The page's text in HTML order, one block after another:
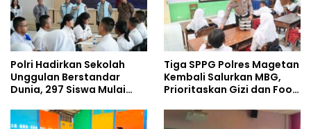
Polri Hadirkan Sekolah
Unggulan Berstandar
Dunia, 297 Siswa Mulai
Tiga SPPG Polres Magetan
Kembali Salurkan MBG,
Prioritaskan Gizi dan Food